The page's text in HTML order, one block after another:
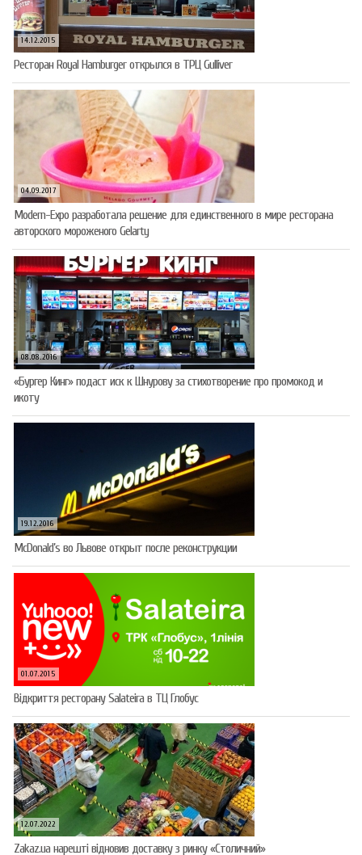
14.12.2015
Ресторан Royal Hamburger открылся в ТРЦ Gulliver
04.09.2017
Modern-Expo разработала решение для единственного в мире ресторана
авторского мороженого Gelarty
08.08.2016
«Бургер Кинг» подаст иск к Шнурову за стихотворение про промокод и
икоту
19.12.2016
McDonald’s во Львове открыт после реконструкции
01.07.2015
Відкриття ресторану Salateirа в ТЦ Глобус
12.07.2022
Zakaz.ua нарешті відновив доставку з ринку «Столичний»